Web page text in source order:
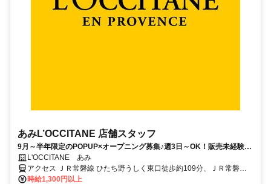
あみL’OCCITANE 店舗スタッフ
9月～半年限定のPOPUP×オープニング募集♪週3日～OK！販売未経験大
歓迎◎L'OCCITANE あみ
アクセス ＪＲ常磐線 ひたち野うしく東口徒歩約109分、ＪＲ常磐線
荒川沖東口徒歩約113分
時給1,300円以上